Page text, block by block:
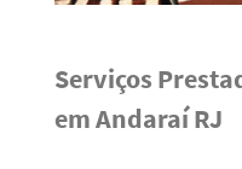
Serviços
em Andaraí RJ